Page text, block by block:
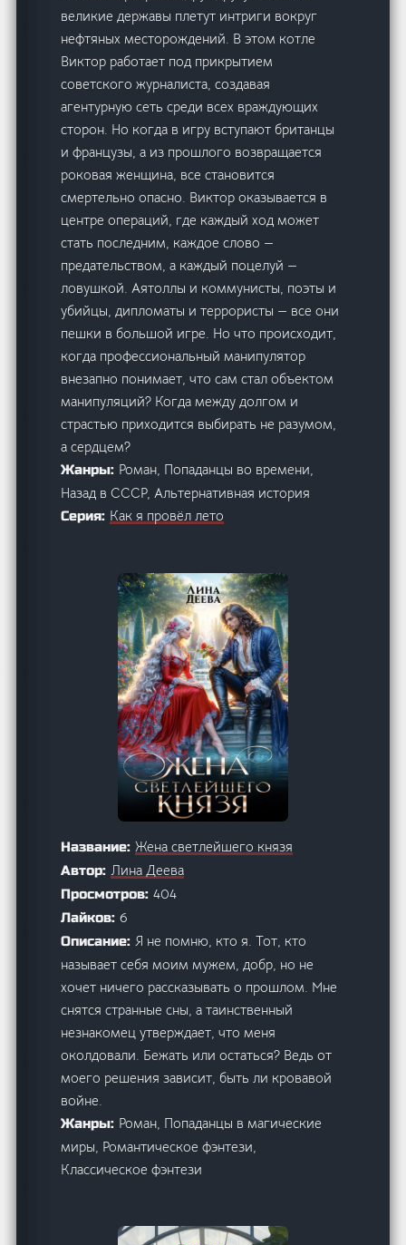
великие державы плетут интриги вокруг
нефтяных месторождений. В этом котле
Виктор работает под прикрытием
советского журналиста, создавая
агентурную сеть среди всех враждующих
сторон. Но когда в игру вступают британцы
и французы, а из прошлого возвращается
роковая женщина, все становится
смертельно опасно. Виктор оказывается в
центре операций, где каждый ход может
стать последним, каждое слово —
предательством, а каждый поцелуй —
ловушкой. Аятоллы и коммунисты, поэты и
убийцы, дипломаты и террористы — все они
пешки в большой игре. Но что происходит,
когда профессиональный манипулятор
внезапно понимает, что сам стал объектом
манипуляций? Когда между долгом и
страстью приходится выбирать не разумом,
а сердцем?
Жанры: Роман, Попаданцы во времени,
Назад в СССР, Альтернативная история
Серия: Как я провёл лето
Название:Жена светлейшего князя
Автор:Лина Деева
Просмотров:404
Лайков:6
Описание:Я не помню, кто я. Тот, кто
называет себя моим мужем, добр, но не
хочет ничего рассказывать о прошлом. Мне
снятся странные сны, а таинственный
незнакомец утверждает, что меня
околдовали. Бежать или остаться? Ведь от
моего решения зависит, быть ли кровавой
войне.
Жанры: Роман, Попаданцы в магические
миры, Романтическое фэнтези,
Классическое фэнтези